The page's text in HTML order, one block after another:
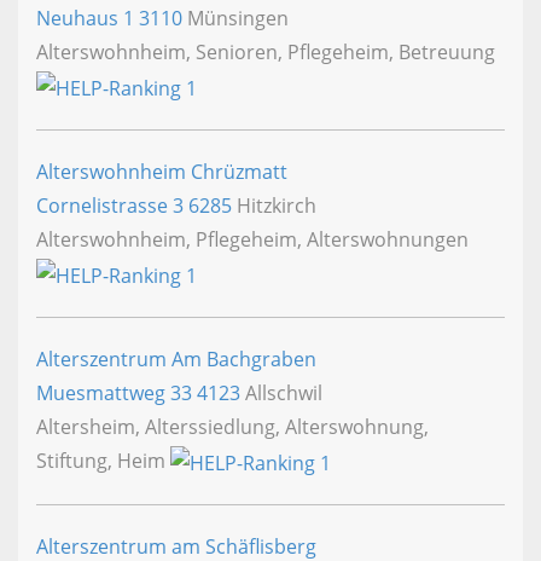
Neuhaus 1 3110 Münsingen
Alterswohnheim, Senioren, Pflegeheim, Betreuung
Alterswohnheim Chrüzmatt
Cornelistrasse 3 6285 Hitzkirch
Alterswohnheim, Pflegeheim, Alterswohnungen
Alterszentrum Am Bachgraben
Muesmattweg 334123Allschwil
Altersheim, Alterssiedlung, Alterswohnung,
Stiftung, Heim
Alterszentrum am Schäflisberg